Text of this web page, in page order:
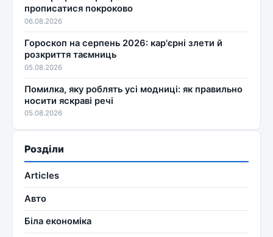
прописатися покроково
06.08.2026
Гороскоп на серпень 2026: кар'єрні злети й
розкриття таємниць
05.08.2026
Помилка, яку роблять усі модниці: як правильно
носити яскраві речі
05.08.2026
Розділи
Articles
Авто
Біла економіка